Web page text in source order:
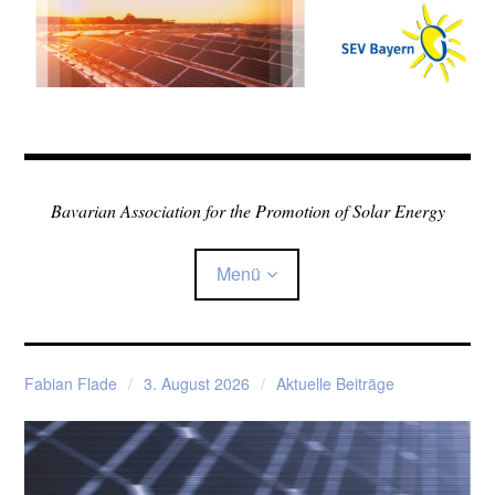
Inhalt
springen
Bavarian Association for the Promotion of Solar Energy
Menü
Home
Über den Verein
Sonne in der Schule Child-
Menü
Fabian Flade 3. August 2026 Aktuelle Beiträge